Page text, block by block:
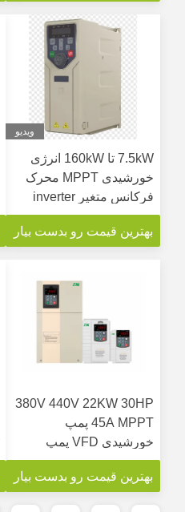
ویدیو
7.5kW تا 160kW انرژی
خورشیدی MPPT محرک
فرکانس متغیر inverter
پمپ خورشیدی
بهترین قیمت رو بدست بیار
380V 440V 22KW 30HP
45A MPPT پمپ
خورشیدی VFD پمپ
خورشیدی اینورتر
بهترین قیمت رو بدست بیار